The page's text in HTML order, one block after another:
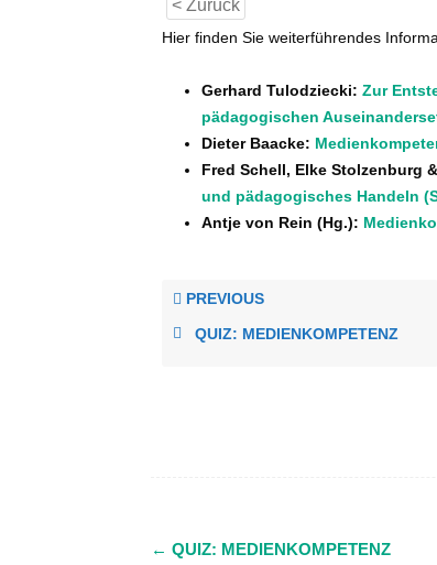
< Zurück
Hier finden Sie weiterführendes
Gerhard Tulodziecki: Zur
pädagogischen
Dieter Baacke:
Fred Schell, Elke Stolzenburg
und pädagogisches Handeln
Antje von Rein (Hg.):
PREVIOUS
QUIZ: MEDIENKOMPETENZ
← QUIZ: MEDIENKOMPETENZ